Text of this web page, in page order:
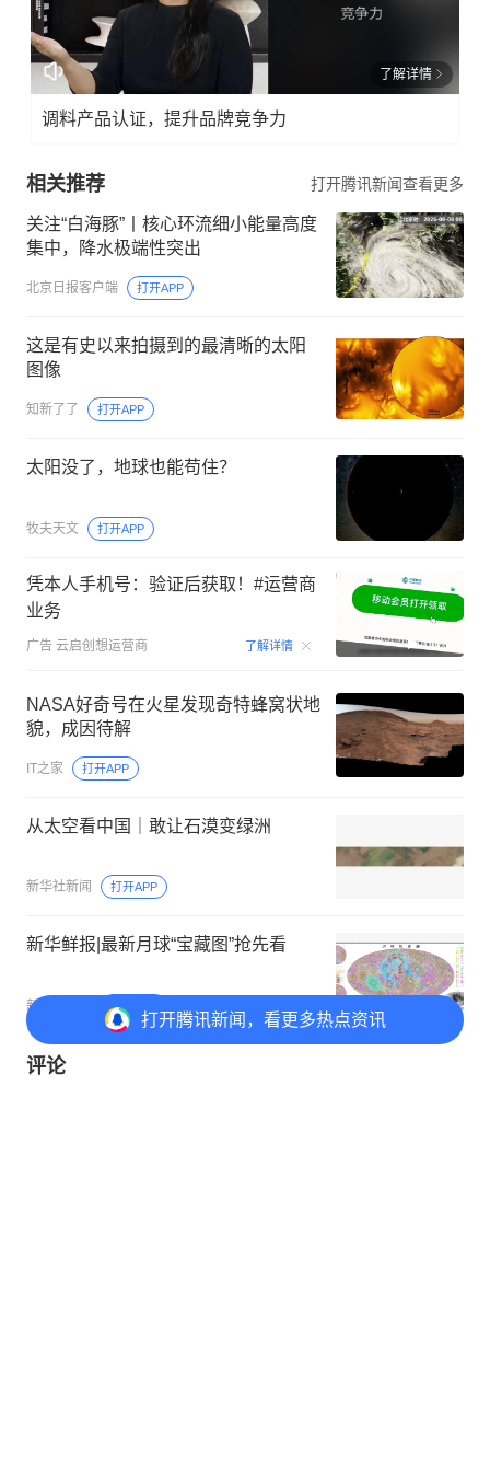
打开腾讯新闻，看更多热点资讯
了解详情
调料产品认证，提升品牌竞争力
相关推荐 打开腾讯新闻查看更多
关注“白海豚”丨核心环流细小能量高度
集中，降水极端性突出
北京日报客户端 打开APP
这是有史以来拍摄到的最清晰的太阳
图像
知新了了 打开APP
太阳没了，地球也能苟住？
牧夫天文 打开APP
凭本人手机号：验证后获取！#运营商
业务
广告 云启创想运营商 了解详情 00:15
NASA好奇号在火星发现奇特蜂窝状地
貌，成因待解
IT之家 打开APP
从太空看中国｜敢让石漠变绿洲
新华社新闻 打开APP
新华鲜报|最新月球“宝藏图”抢先看
新华社新闻 打开APP
评论